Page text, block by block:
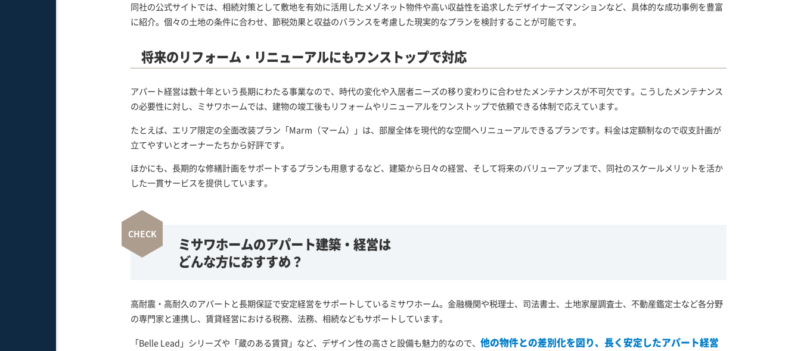
同社の公式サイトでは、相続対策として敷地を有効に活用したメゾネット物件や高い収益性を追求したデザイナーズマンションなど、具体的な成功事例を豊富
に紹介。個々の土地の条件に合わせ、節税効果と収益のバランスを考慮した現実的なプランを検討することが可能です。
将来のリフォーム・リニューアルにもワンストップで対応
アパート経営は数十年という長期にわたる事業なので、時代の変化や入居者ニーズの移り変わりに合わせたメンテナンスが不可欠です。こうしたメンテナンス
の必要性に対し、ミサワホームでは、建物の竣工後もリフォームやリニューアルをワンストップで依頼できる体制で応えています。
たとえば、エリア限定の全面改装プラン「Marm（マーム）」は、部屋全体を現代的な空間へリニューアルできるプランです。料金は定額制なので収支計画が
立てやすいとオーナーたちから好評です。
ほかにも、長期的な修繕計画をサポートするプランも用意するなど、建築から日々の経営、そして将来のバリューアップまで、同社のスケールメリットを活か
した一貫サービスを提供しています。
ミサワホームのアパート建築・経営は
どんな方におすすめ？
高耐震・高耐久のアパートと長期保証で安定経営をサポートしているミサワホーム。金融機関や税理士、司法書士、土地家屋調査士、不動産鑑定士など各分野
の専門家と連携し、賃貸経営における税務、法務、相続などもサポートしています。
「Belle Lead」シリーズや「蔵のある賃貸」など、デザイン性の高さと設備も魅力的なので、 他の物件との差別化を図り、長く安定したアパート経営